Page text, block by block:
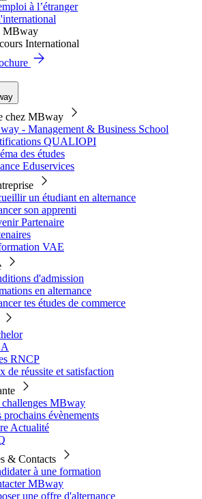
à l’étranger
International
chez MBway
- Management & Business School
QUALIOPI
des études
Eduservices
un étudiant en alternance
son apprenti
Partenaire
VAE
d'admission
en alternance
tes études de commerce
RNCP
de réussite et satisfaction
challenges MBway
prochains évènements
Actualité
& Contacts
à une formation
MBway
une offre d'alternance